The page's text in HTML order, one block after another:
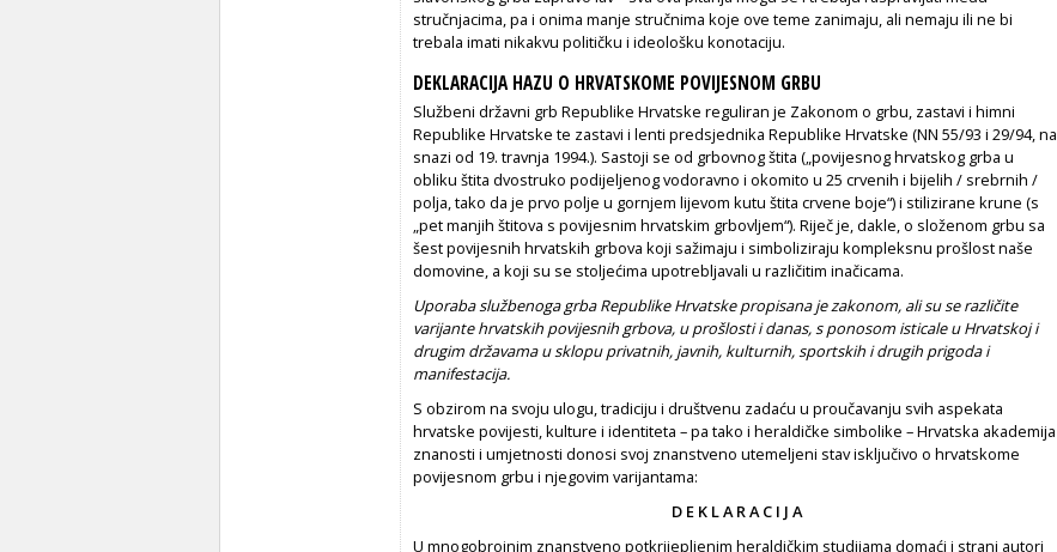
stručnjacima, pa i onima manje stručnima koje ove teme zanimaju, ali nemaju ili ne bi
trebala imati nikakvu političku i ideološku konotaciju.
DEKLARACIJA HAZU O HRVATSKOME POVIJESNOM GRBU
Službeni državni grb Republike Hrvatske reguliran je Zakonom o grbu, zastavi i himni
Republike Hrvatske te zastavi i lenti predsjednika Republike Hrvatske (NN 55/93 i 29/94, na
snazi od 19. travnja 1994.). Sastoji se od grbovnog štita („povijesnog hrvatskog grba u
obliku štita dvostruko podijeljenog vodoravno i okomito u 25 crvenih i bijelih / srebrnih /
polja, tako da je prvo polje u gornjem lijevom kutu štita crvene boje“) i stilizirane krune (s
„pet manjih štitova s povijesnim hrvatskim grbovljem“). Riječ je, dakle, o složenom grbu sa
šest povijesnih hrvatskih grbova koji sažimaju i simboliziraju kompleksnu prošlost naše
domovine, a koji su se stoljećima upotrebljavali u različitim inačicama.
Uporaba službenoga grba Republike Hrvatske propisana je zakonom, ali su se različite
varijante hrvatskih povijesnih grbova, u prošlosti i danas, s ponosom isticale u Hrvatskoj i
drugim državama u sklopu privatnih, javnih, kulturnih, sportskih i drugih prigoda i
manifestacija.
S obzirom na svoju ulogu, tradiciju i društvenu zadaću u proučavanju svih aspekata
hrvatske povijesti, kulture i identiteta – pa tako i heraldičke simbolike – Hrvatska akademija
znanosti i umjetnosti donosi svoj znanstveno utemeljeni stav isključivo o hrvatskome
povijesnom grbu i njegovim varijantama:
D E K L A R A C I J A
U mnogobrojnim znanstveno potkrijepljenim heraldičkim studijama domaći i strani autori